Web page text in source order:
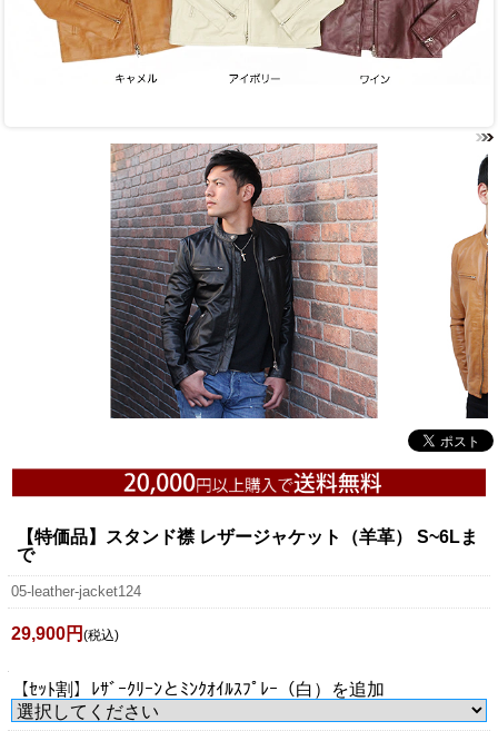
【特価品】スタンド襟 レザージャケット（羊革） S~6Lま
で
05-leather-jacket124
29,900円 (税込)
【ｾｯﾄ割】ﾚｻﾞｰｸﾘｰﾝとﾐﾝｸｵｲﾙｽﾌﾟﾚｰ（白）を追加